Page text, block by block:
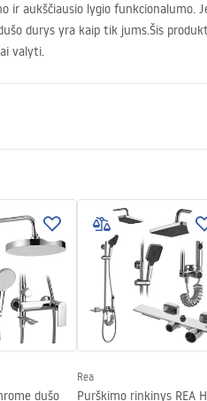
ir aukščiausio lygio funkcionalumo.
durys yra kaip tik jums.Šis
valyti.
Universalus
6 mm
Aliuminis
Žalvaris
chromas
dušo
Rea
Purškimo rinkinys REA